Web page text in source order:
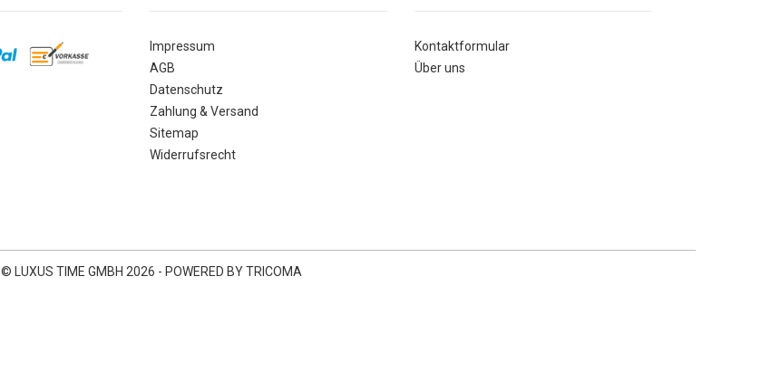
Impressum
AGB
Datenschutz
Zahlung & Versand
Sitemap
Widerrufsrecht
Kontaktformular
Über uns
© LUXUS TIME GMBH 2026 - POWERED BY TRICOMA